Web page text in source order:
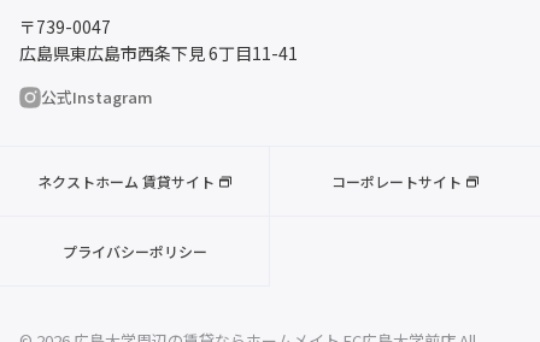
〒739-0047
広島県東広島市西条下見 6丁目11-41
公式Instagram
ネクストホーム 賃貸サイト コーポレートサイト
プライバシーポリシー